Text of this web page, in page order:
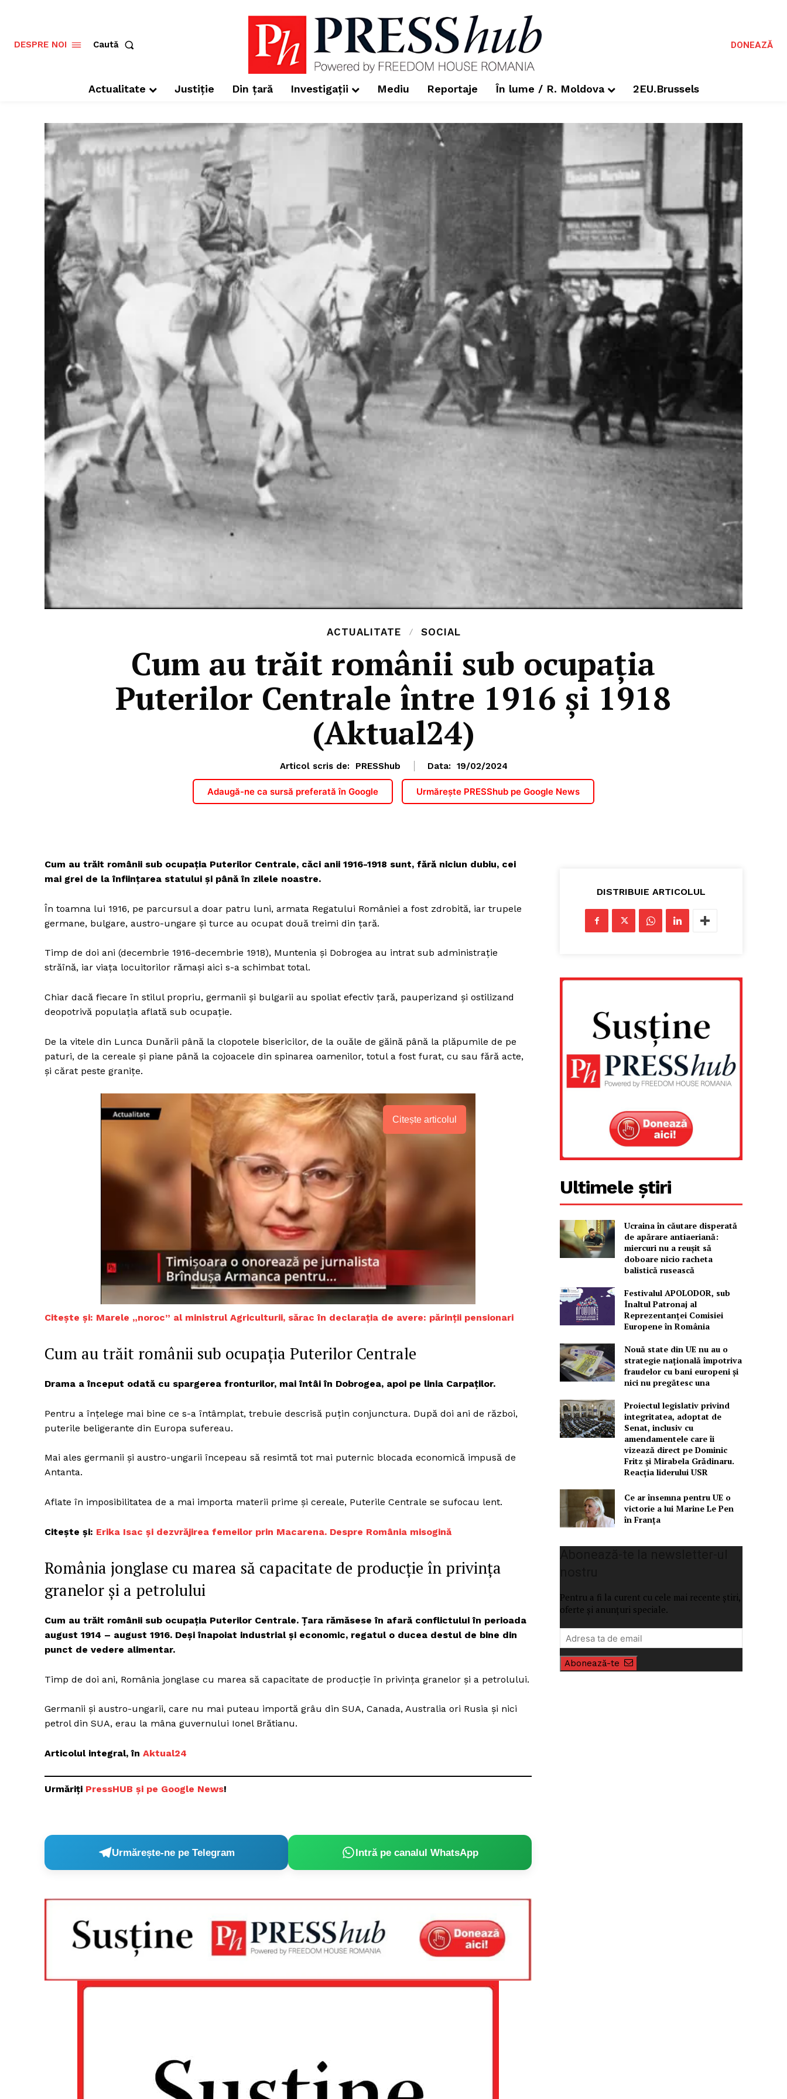
Un proiect
FREEDOM HOUSE
PRESShub
Despre noi / Echipa
Proiecte editoriale
Contact
DESPRE NOI Caută DONEAZĂ
Actualitate Justiție Din țară Investigații Mediu Reportaje În lume / R. Moldova 2EU.Brussels
ACTUALITATE SOCIAL
Cum au trăit românii sub ocupația
Puterilor Centrale între 1916 și 1918
(Aktual24)
Articol scris de: PRESShub Data: 19/02/2024
Adaugă-ne ca sursă preferată în Google Urmărește PRESShub pe Google News
Cum au trăit românii sub ocupația Puterilor Centrale, căci anii 1916-1918 sunt, fără niciun dubiu, cei
mai grei de la înființarea statului și până în zilele noastre.
În toamna lui 1916, pe parcursul a doar patru luni, armata Regatului României a fost zdrobită, iar trupele
germane, bulgare, austro-ungare și turce au ocupat două treimi din țară.
Timp de doi ani (decembrie 1916-decembrie 1918), Muntenia și Dobrogea au intrat sub administrație
străînă, iar viața locuitorilor rămași aici s-a schimbat total.
Chiar dacă fiecare în stilul propriu, germanii și bulgarii au spoliat efectiv țară, pauperizand și ostilizand
deopotrivă populația aflată sub ocupație.
De la vitele din Lunca Dunării până la clopotele bisericilor, de la ouăle de găină până la plăpumile de pe
paturi, de la cereale și piane până la cojoacele din spinarea oamenilor, totul a fost furat, cu sau fără acte,
și cărat peste granițe.
Citește articolul
Citește și: Marele „noroc” al ministrul Agriculturii, sărac în declarația de avere: părinții pensionari
Cum au trăit românii sub ocupația Puterilor Centrale
Drama a început odată cu spargerea fronturilor, mai întâi în Dobrogea, apoi pe linia Carpaților.
Pentru a înțelege mai bine ce s-a întâmplat, trebuie descrisă puțin conjunctura. După doi ani de război,
puterile beligerante din Europa sufereau.
Mai ales germanii și austro-ungarii începeau să resimtă tot mai puternic blocada economică impusă de
Antanta.
Aflate în imposibilitatea de a mai importa materii prime și cereale, Puterile Centrale se sufocau lent.
Citește și: Erika Isac și dezvrăjirea femeilor prin Macarena. Despre România misogină
România jonglase cu marea să capacitate de producție în privința
granelor și a petrolului
Cum au trăit românii sub ocupația Puterilor Centrale. Țara rămăsese în afară conflictului în perioada
august 1914 – august 1916. Deși înapoiat industrial și economic, regatul o ducea destul de bine din
punct de vedere alimentar.
Timp de doi ani, România jonglase cu marea să capacitate de producție în privința granelor și a petrolului.
Germanii și austro-ungarii, care nu mai puteau importă grâu din SUA, Canada, Australia ori Rusia și nici
petrol din SUA, erau la mâna guvernului Ionel Brătianu.
Articolul integral, în Aktual24
Urmăriți PressHUB și pe Google News!
Urmărește-ne pe Telegram Intră pe canalul WhatsApp
DISTRIBUIE ARTICOLUL
Ultimele știri
Ucraina în căutare disperată
de apărare antiaeriană:
miercuri nu a reușit să
doboare nicio racheta
balistică rusească
Festivalul APOLODOR, sub
Înaltul Patronaj al
Reprezentanței Comisiei
Europene în România
Nouă state din UE nu au o
strategie națională împotriva
fraudelor cu bani europeni și
nici nu pregătesc una
Proiectul legislativ privind
integritatea, adoptat de
Senat, inclusiv cu
amendamentele care îi
vizează direct pe Dominic
Fritz și Mirabela Grădinaru.
Reacția liderului USR
Ce ar însemna pentru UE o
victorie a lui Marine Le Pen
în Franța
Pentru a fi la curent cu cele mai recente știri,
oferte și anunțuri speciale.
Abonează-te